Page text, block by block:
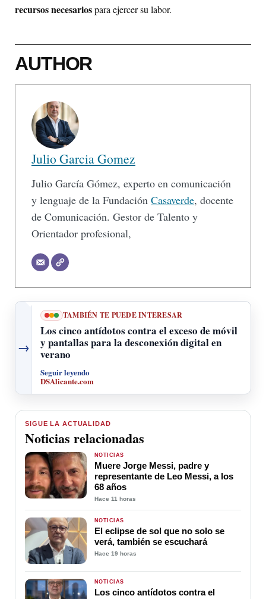
recursos necesariospara ejercer su labor.
AUTHOR
Julio Garcia Gomez
Julio García Gómez, experto en comunicación
y lenguaje de la Fundación Casaverde, docente
de Comunicación. Gestor de Talento y
Orientador profesional,
→
TAMBIÉN TE PUEDE INTERESAR
Los cinco antídotos contra el exceso de móvil
y pantallas para la desconexión digital en
verano
Seguir leyendo
DSAlicante.com
SIGUE LA ACTUALIDAD
Noticias relacionadas
NOTICIAS
Muere Jorge Messi, padre y
representante de Leo Messi, a los
68 años
Hace 11 horas
NOTICIAS
El eclipse de sol que no solo se
verá, también se escuchará
Hace 19 horas
NOTICIAS
Los cinco antídotos contra el